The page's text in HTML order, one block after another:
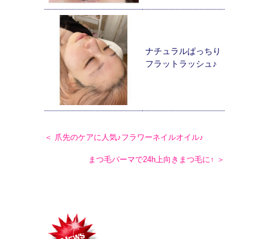
ナチュラルぱっちり
フラットラッシュ♪
＜ 爪先のケアに人気♪フラワーネイルオイル♪
まつ毛パーマで24h上向きまつ毛に↑ ＞